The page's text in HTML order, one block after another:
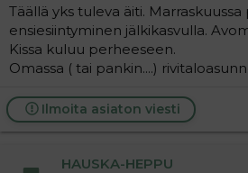
Täällä yks tuleva äiti. Marraskuussa
ensiesiintyminen jälkikasvulla.
Kissa kuluu perheeseen.
Omassa ( tai pankin....)
Ilmoita asiaton viesti
HAUSKA-HEPPU